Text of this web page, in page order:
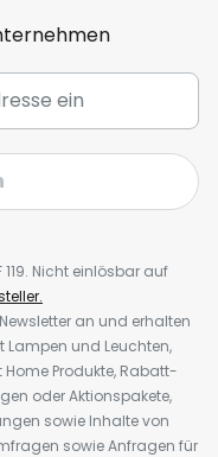
Nicht einlösbar auf
an und erhalten
Lampen und Leuchten,
Produkte, Rabatt-
oder Aktionspakete,
sowie Inhalte von
sowie Anfragen für